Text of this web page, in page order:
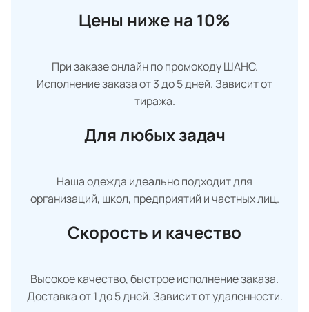
Цены ниже на 10%
При заказе онлайн по промокоду ШАНС.
Исполнение заказа от 3 до 5 дней. Зависит от
тиража.
Для любых задач
Наша одежда идеально подходит для
организаций, школ, предприятий и частных лиц.
Скорость и качество
Высокое качество, быстрое исполнение заказа.
Доставка от 1 до 5 дней. Зависит от удаленности.